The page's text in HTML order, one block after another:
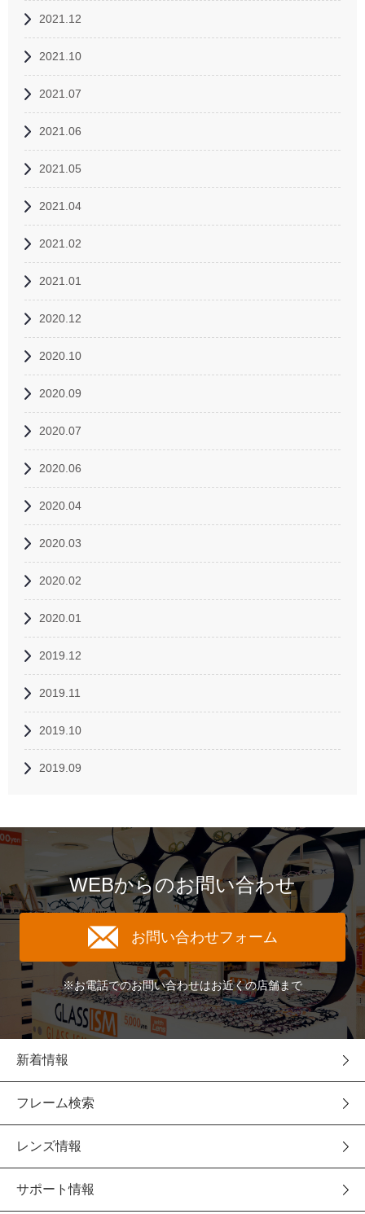
2021.12
2021.10
2021.07
2021.06
2021.05
2021.04
2021.02
2021.01
2020.12
2020.10
2020.09
2020.07
2020.06
2020.04
2020.03
2020.02
2020.01
2019.12
2019.11
2019.10
2019.09
WEBからのお問い合わせ
お問い合わせフォーム
※お電話でのお問い合わせはお近くの店舗まで
新着情報
フレーム検索
レンズ情報
サポート情報